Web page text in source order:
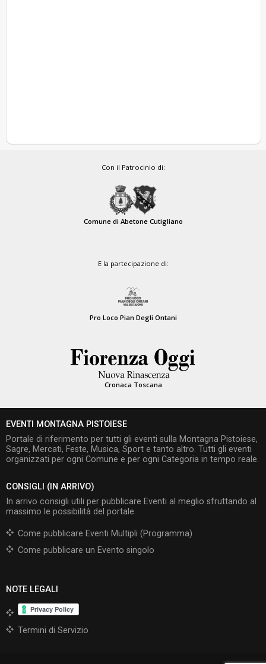
Con il Patrocinio di:
Comune di Abetone Cutigliano
E la partecipazione di:
Pro Loco Pian Degli Ontani
Cronaca Toscana
EVENTI MONTAGNA PISTOIESE
Portale di riferimento per tutti gli eventi sulla Montagna Pistoiese,
Sagre, Mercati, Feste, Musica, Sport e tanto altro. Tutti gli eventi
organizzati per ogni Comune e per ogni Categoria in tempo reale.
CONSIGLI (IN ARRIVO)
In arrivo consigli utili per pubblicare Eventi al meglio sfruttando al
massimo le possibilità del portale.
Come pubblicare Eventi Multipli (Programma)
Come pubblicare un Evento singolo
NOTE LEGALI
Termini di Servizio